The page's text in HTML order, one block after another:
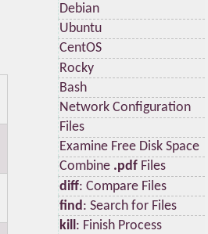
Debian
Ubuntu
CentOS
Rocky
Bash
Network Configuration
Files
Examine Free Disk Space
Combine .pdf Files
diff: Compare Files
find : Search for Files
kill : Finish Process